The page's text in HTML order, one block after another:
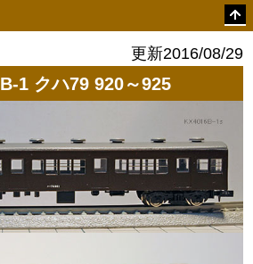
更新2016/08/29
1 クハ79 920～925